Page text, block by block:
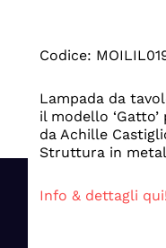
Codice:
Lampada da
il modello
da Achille
Struttura in
Info & dettagli qui!